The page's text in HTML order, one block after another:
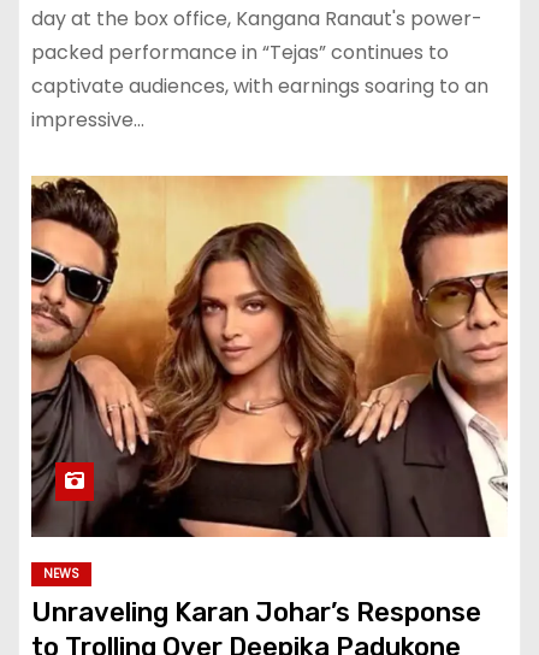
day at the box office, Kangana Ranaut's power-
packed performance in “Tejas” continues to
captivate audiences, with earnings soaring to an
impressive…
NEWS
Unraveling Karan Johar’s Response
to Trolling Over Deepika Padukone